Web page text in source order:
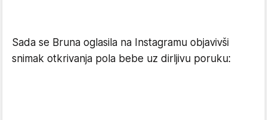
Sada se Bruna oglasila na Instagramu objavivši
snimak otkrivanja pola bebe uz dirljivu poruku: